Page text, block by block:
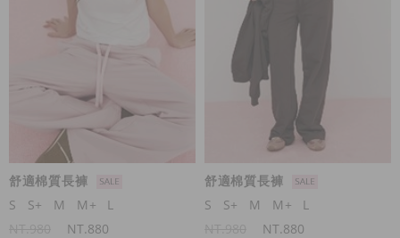
舒適棉質長褲
S
S+ M M+
L
NT.880
舒適棉質長褲
S
S+ M M+
L
NT.880